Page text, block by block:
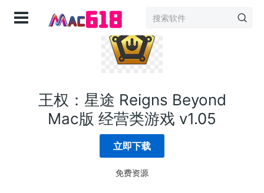
王权：星途 Reigns Beyond
Mac版 经营类游戏 v1.05
立即下载
免费资源